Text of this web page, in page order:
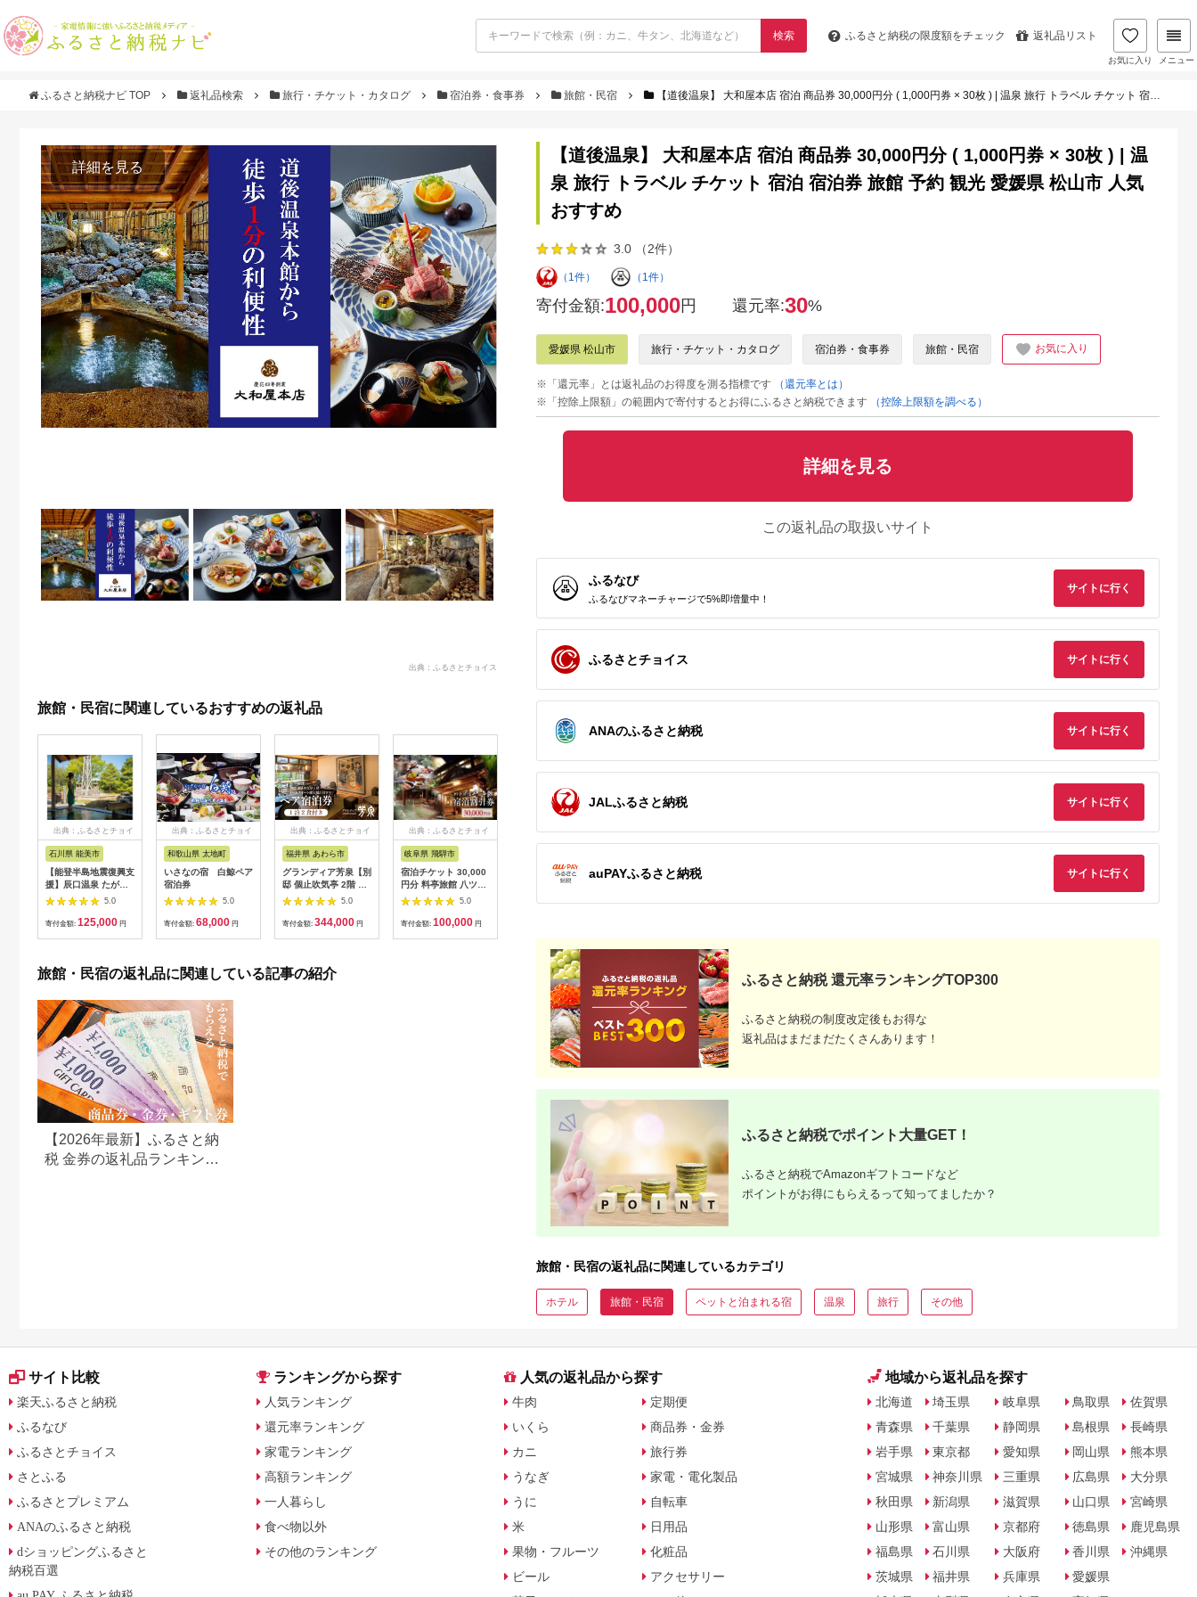
検索 ふるさと納税の限度額をチェック 返礼品リスト
お気に入り メニュー
ふるさと納税ナビ TOP 返礼品検索 旅行・チケット・カタログ 宿泊券・食事券 旅館・民宿 【道後温泉】 大和屋本店 宿泊 商品券 30,000円分 ( 1,000円券 × 30枚 ) | 温泉 旅行 トラベル チケット 宿泊 宿泊券 旅館 予約 観光 愛媛県 松山市 人気 おすすめ
詳細を見る
出典：ふるさとチョイス
旅館・民宿に関連しているおすすめの返礼品
出典：ふるさとチョイ
石川県 能美市
【能登半島地震復興支
援】辰口温泉 たがわ
龍泉閣「吉祥亭」ペア
5.0
寄付金額: 125,000 円
出典：ふるさとチョイ
和歌山県 太地町
いさなの宿 白鯨ペア
宿泊券
5.0
寄付金額: 68,000 円
出典：ふるさとチョイ
福井県 あわら市
グランディア芳泉【別
邸 個止吹気亭 2階 コ
ンフォートスイート
露天風呂付客室】1泊
2食付き ペア宿泊券
ト 冷蔵庫インクルー
シブ グランディア あ
5.0
寄付金額: 344,000 円
出典：ふるさとチョイ
岐阜県 飛騨市
宿泊チケット 30,000
円分 料亭旅館 八ツ三
館 宿泊体験 宿泊券 宿
泊割引券 割引チケッ
ト 宿泊 飛騨高山
5.0
寄付金額: 100,000 円
出典：ふるさとチョイ
ス
上天草市内の宿泊施設
宿泊利用券5,000円分
5.0
出典：ふるさとチョイ
ス
山形県内温泉旅館 宿
料無料 ふるさと納税
5.0
出典：ふるさとチョイ
ス
5.0
出典：ふるさとチョイ
ス
料理旅館
5.0
出典：ふるさとチョイ
ス
和歌山県 広川町
滝原温泉ほたるの湯
5.0
出典：ふるさとチョ
広島県 廿日市
国民宿舎みやじま杜
旅館・民宿の返礼品に関連している記事の紹介
【2026年最新】ふるさと納
税 金券の返礼品ランキング
【道後温泉】 大和屋本店 宿泊 商品券 30,000円分 ( 1,000円券 × 30枚 ) | 温
泉 旅行 トラベル チケット 宿泊 宿泊券 旅館 予約 観光 愛媛県 松山市 人気
おすすめ
3.0 （2件）
（1件） （1件）
寄付金額:100,000円 還元率:30%
愛媛県 松山市 旅行・チケット・カタログ 宿泊券・食事券 旅館・民宿 お気に入り
※「還元率」とは返礼品のお得度を測る指標です
（還元率とは）
※「控除上限額」の範囲内で寄付するとお得にふるさと納税できます
（控除上限額を調べる）
詳細を見る
この返礼品の取扱いサイト
ふるなび
ふるなびマネーチャージで5%即増量中！
サイトに行く
ふるさとチョイス サイトに行く
ANAのふるさと納税 サイトに行く
JALふるさと納税 サイトに行く
auPAYふるさと納税 サイトに行く
ふるさと納税 還元率ランキングTOP300
ふるさと納税の制度改定後もお得な
返礼品はまだまだたくさんあります！
ふるさと納税でポイント大量GET！
ふるさと納税でAmazonギフトコードなど
ポイントがお得にもらえるって知ってましたか？
旅館・民宿の返礼品に関連しているカテゴリ
ホテル 旅館・民宿 ペットと泊まれる宿 温泉 旅行 その他
サイト比較
楽天ふるさと納税
ふるなび
ふるさとチョイス
さとふる
ふるさとプレミアム
ANAのふるさと納税
dショッピングふるさと
納税百選
ランキングから探す
人気ランキング
還元率ランキング
家電ランキング
高額ランキング
一人暮らし
食べ物以外
その他のランキング
人気の返礼品から探す
牛肉
いくら
カニ
うなぎ
うに
米
果物・フルーツ
ビール
定期便
商品券・金券
旅行券
家電・電化製品
自転車
日用品
化粧品
アクセサリー
地域から返礼品を探す
北海道
青森県
岩手県
宮城県
秋田県
山形県
福島県
茨城県
埼玉県
千葉県
東京都
神奈川県
新潟県
富山県
石川県
福井県
岐阜県
静岡県
愛知県
三重県
滋賀県
京都府
大阪府
兵庫県
鳥取県
島根県
岡山県
広島県
山口県
徳島県
香川県
愛媛県
佐賀県
長崎県
熊本県
大分県
宮崎県
鹿児島県
沖縄県